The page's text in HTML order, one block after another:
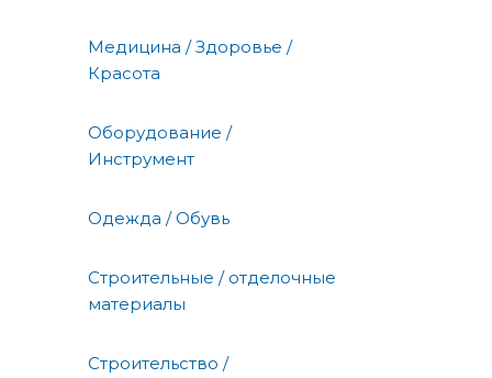
Медицина / Здоровье /
Красота
Оборудование /
Инструмент
Одежда / Обувь
Строительные / отделочные
материалы
Строительство /